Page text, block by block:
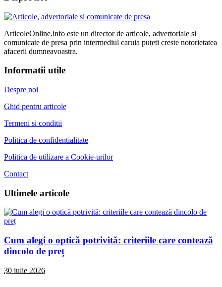
ArticoleOnline.info este un director de articole, advertoriale si
comunicate de presa prin intermediul caruia puteti creste notorietatea
afacerii dumneavoastra.
Informatii utile
Despre noi
Ghid pentru articole
Termeni si conditii
Politica de confidentialitate
Politica de utilizare a Cookie-urilor
Contact
Ultimele articole
Cum alegi o optică potrivită: criteriile care contează
dincolo de preț
30 iulie 2026